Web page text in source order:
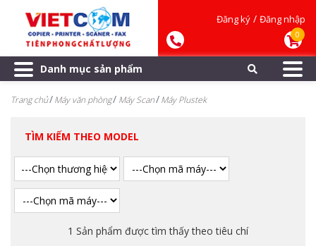
Đăng ký / Đăng nhập
0
Danh mục sản phẩm
Trang chủ Máy văn phòng Máy Scan Máy Plustek
TÌM KIẾM THEO MODEL
1 Sản phẩm được tìm thấy theo tiêu chí